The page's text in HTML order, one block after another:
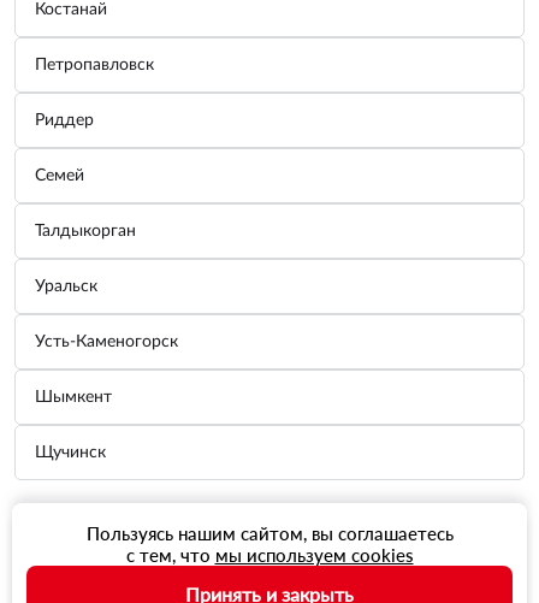
Костанай
Петропавловск
Риддер
Семей
Талдыкорган
Уральск
Усть-Каменогорск
Шымкент
Щучинск
Пользуясь нашим сайтом, вы соглашаетесь
с тем, что мы используем cookies
Принять и закрыть